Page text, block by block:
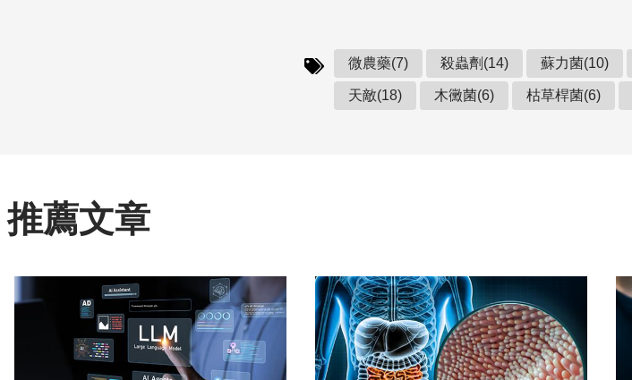
微農藥(7) 殺蟲劑(14) 蘇力菌(10)
天敵(18) 木黴菌(6) 枯草桿菌(6)
推薦文章